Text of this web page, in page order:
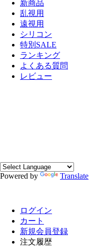
新商品
乱視用
遠視用
シリコン
特別SALE
ランキング
よくある質問
レビュー
Powered by Translate
ログイン
カート
新規会員登録
注文履歴